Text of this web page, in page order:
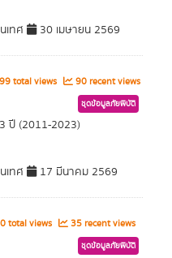
เทศ 30 เมษายน 2569
total views 90 recent views
ชุดข้อมูลภัยพิบัติ
ปี (2011-2023)
เทศ 17 มีนาคม 2569
total views 35 recent views
ชุดข้อมูลภัยพิบัติ